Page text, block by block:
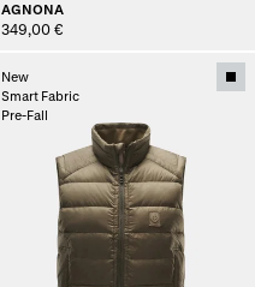
AGNONA
349,00 €
New
Smart Fabric
Pre-Fall